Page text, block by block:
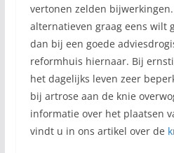
vertonen zelden
alternatieven graag eens wilt
dan bij een goede
reformhuis hiernaar. Bij
het dagelijks leven zeer
bij artrose aan de knie
informatie over het plaatsen
vindt u in ons artikel over de